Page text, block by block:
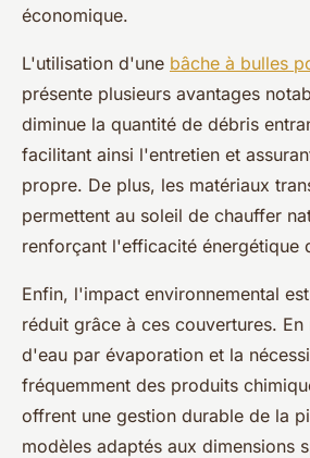
économique.
L'utilisation d'une bâche à bulles
présente plusieurs avantages
diminue la quantité de débris
facilitant ainsi l'entretien et
propre. De plus, les matériaux
permettent au soleil de chauffer
renforçant l'efficacité énergétique
Enfin, l'impact environnemental
réduit grâce à ces couvertures.
d'eau par évaporation et la
fréquemment des produits
offrent une gestion durable de la
modèles adaptés aux dimensions